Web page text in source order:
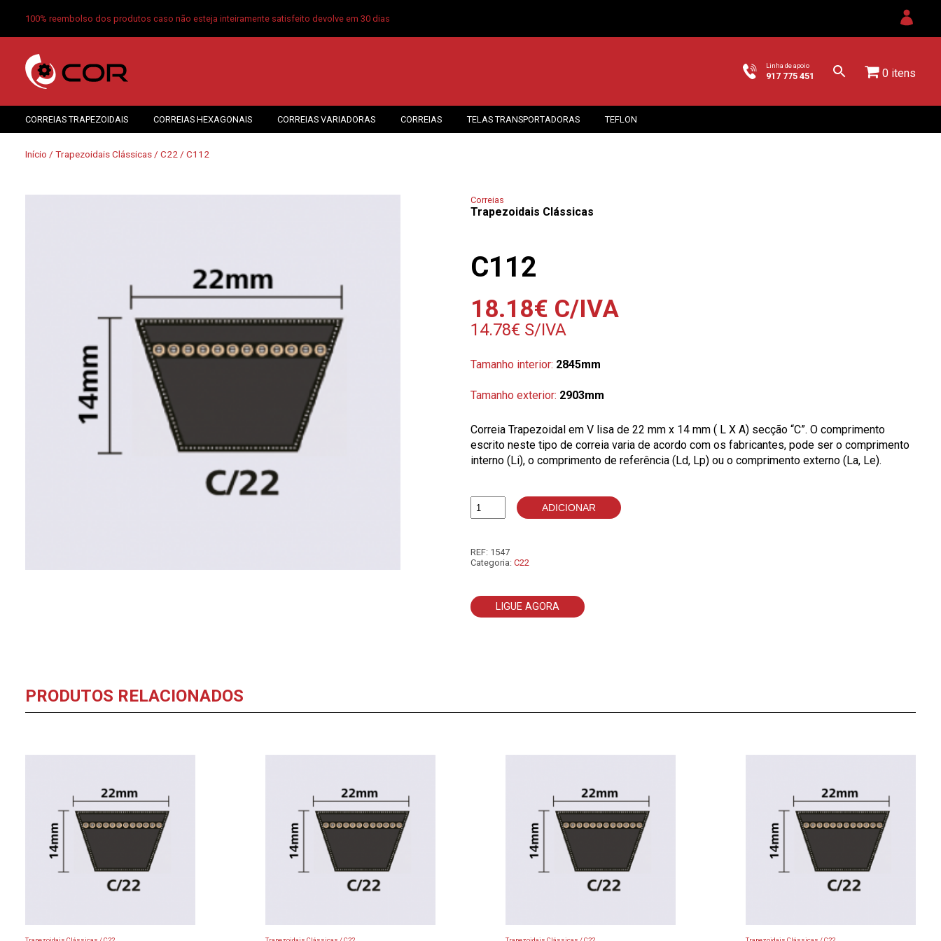
100% reembolso dos produtos caso não esteja inteiramente satisfeito devolve em 30 dias
Linha de apoio
917 775 451 0 itens
CORREIAS TRAPEZOIDAIS CORREIAS HEXAGONAIS CORREIAS VARIADORAS CORREIAS TELAS TRANSPORTADORAS TEFLON
Início / Trapezoidais Clássicas / C22 / C112
Correias
Trapezoidais Clássicas
C112
18.18€ C/IVA
14.78€ S/IVA
Tamanho interior: 2845mm
Tamanho exterior: 2903mm
Correia Trapezoidal em V lisa de 22 mm x 14 mm ( L X A) secção “C”. O comprimento
escrito neste tipo de correia varia de acordo com os fabricantes, pode ser o comprimento
interno (Li), o comprimento de referência (Ld, Lp) ou o comprimento externo (La, Le).
Quantidade
ADICIONAR
REF: 1547
Categoria: C22
LIGUE AGORA
PRODUTOS RELACIONADOS